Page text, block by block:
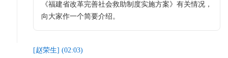
《福建省改革完善社会救助制度实施方案》有关情况，
向大家作一个简要介绍。
[赵荣生] (02:03)